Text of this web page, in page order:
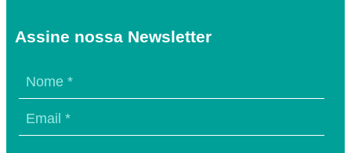
Assine nossa Newsletter